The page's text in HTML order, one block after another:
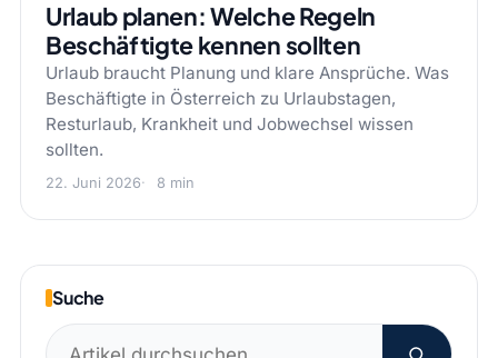
Urlaub planen: Welche Regeln
Beschäftigte kennen sollten
Urlaub braucht Planung und klare Ansprüche. Was
Beschäftigte in Österreich zu Urlaubstagen,
Resturlaub, Krankheit und Jobwechsel wissen
sollten.
22. Juni 2026 8 min
Suche
Suchen